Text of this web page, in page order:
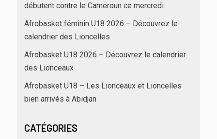
débutent contre le Cameroun ce mercredi
Afrobasket féminin U18 2026 – Découvrez le
calendrier des Lioncelles
Afrobasket U18 2026 – Découvrez le calendrier
des Lionceaux
Afrobasket U18 – Les Lionceaux et Lioncelles
bien arrivés à Abidjan
CATÉGORIES